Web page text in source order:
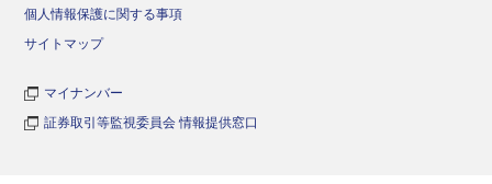
個人情報保護に関する事項
サイトマップ
マイナンバー
証券取引等監視委員会 情報提供窓口